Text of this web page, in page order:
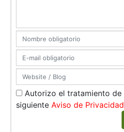
Autorizo el tratamiento de
siguienteAviso de Privacidad